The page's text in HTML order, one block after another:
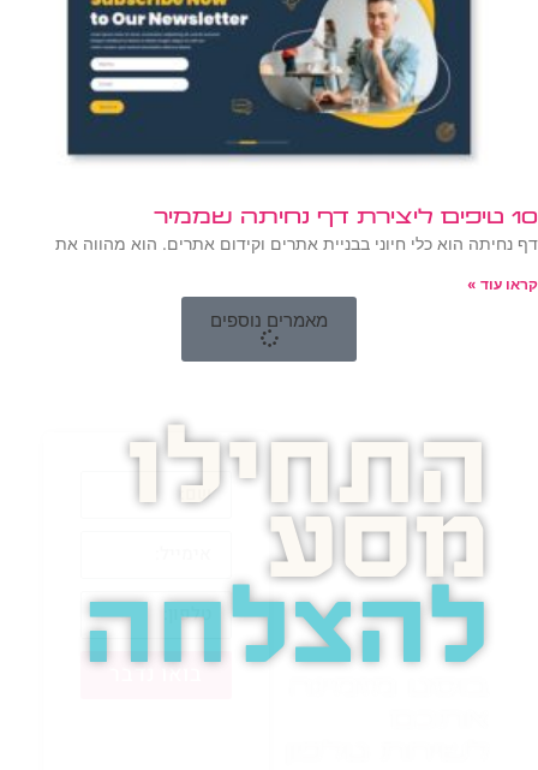
10 טיפים ליצירת דף נחיתה שממיר
דף נחיתה הוא כלי חיוני בבניית אתרים וקידום אתרים. הוא מהווה את
קראו עוד »
מאמרים נוספים
התחילו
מסע
להצלחה
בואו נדבר